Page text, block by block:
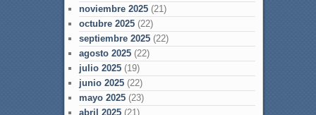
noviembre 2025(21)
octubre 2025(22)
septiembre 2025(22)
agosto 2025(22)
julio 2025(19)
junio 2025(22)
mayo 2025(23)
abril 2025(21)